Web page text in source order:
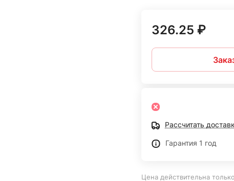
326.25 ₽
Рассчитать
Гарантия 1 год
Цена действительна